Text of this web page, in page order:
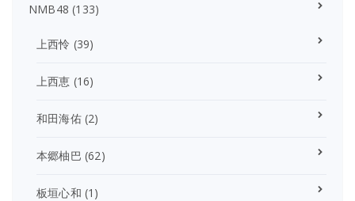
NMB48 (133)
上西怜 (39)
上西恵 (16)
和田海佑(2)
本郷柚巴 (62)
板垣心和 (1)